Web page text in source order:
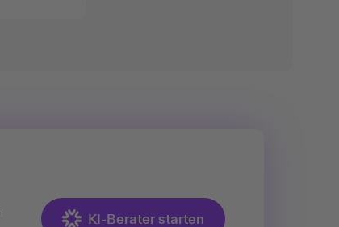
KI-Berater starten